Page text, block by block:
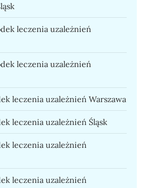
leczenia uzależnień
leczenia uzależnień
leczenia uzależnień Warszawa
leczenia uzależnień Śląsk
leczenia uzależnień
leczenia uzależnień